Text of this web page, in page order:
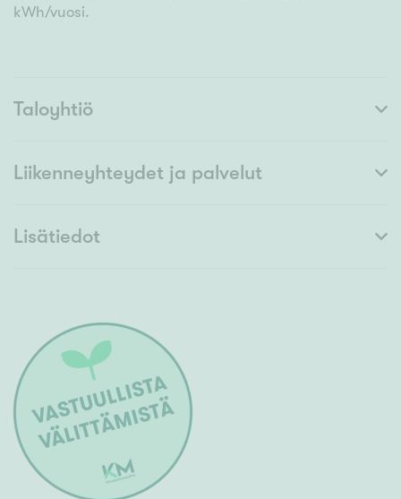
kWh/vuosi.
Taloyhtiö
Liikenneyhteydet ja palvelut
Lisätiedot